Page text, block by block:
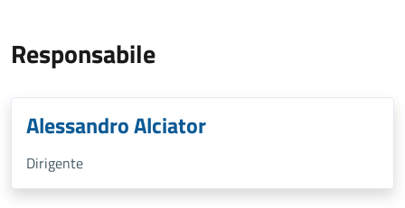
Responsabile
Alessandro Alciator
Dirigente